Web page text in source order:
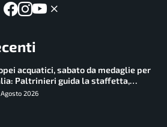
acquatici, sabato da medaglie per
Paltrinieri guida la staffetta,
sogna l’oro dalle grandi altezze
2026